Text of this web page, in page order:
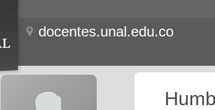
docentes.unal.edu.co